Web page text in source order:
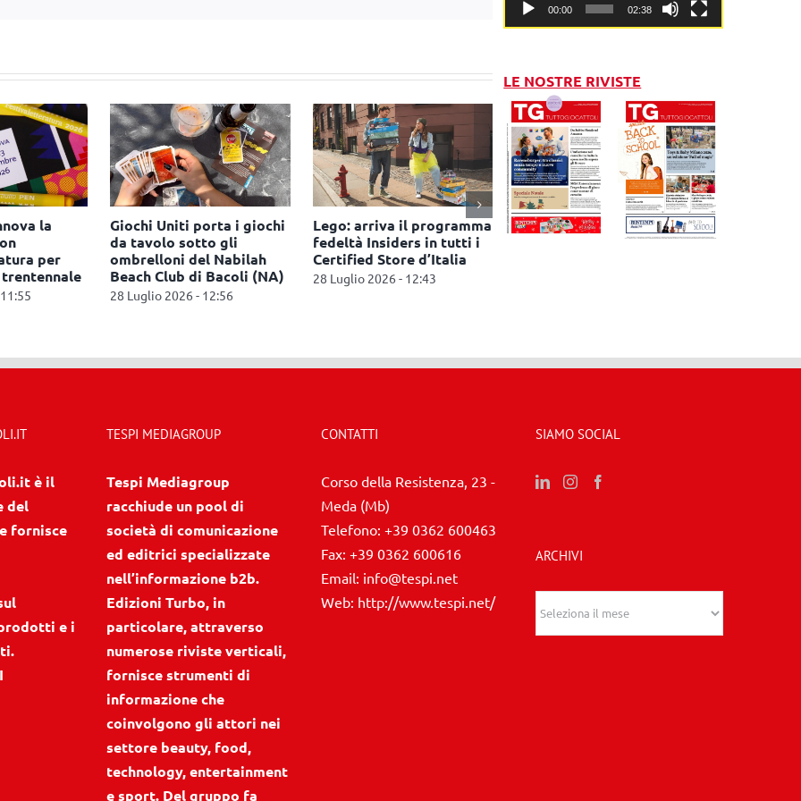
la
per
trentennale
Giochi Uniti porta i giochi
da tavolo sotto gli
ombrelloni del Nabilah
Beach Club di Bacoli (NA)
28 Luglio 2026 - 12:56
Lego: arriva il programma
fedeltà Insiders in tutti i
Certified Store d’Italia
28 Luglio 2026 - 12:43
00:00 02:38
LE NOSTRE RIVISTE
è il
del
fornisce
e i
TESPI MEDIAGROUP
Tespi Mediagroup
racchiude un pool di
società di comunicazione
ed editrici specializzate
nell’informazione b2b.
Edizioni Turbo, in
particolare, attraverso
numerose riviste verticali,
fornisce strumenti di
informazione che
coinvolgono gli attori nei
settore beauty, food,
technology, entertainment
e sport. Del gruppo fa
CONTATTI
Corso della Resistenza, 23 -
Meda (Mb)
Telefono: +39 0362 600463
Fax: +39 0362 600616
Email: info@tespi.net
Web: http://www.tespi.net/
SIAMO SOCIAL
ARCHIVI